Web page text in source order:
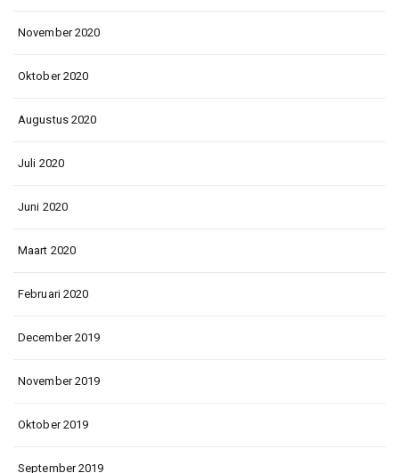
November 2020
Oktober 2020
Augustus 2020
Juli 2020
Juni 2020
Maart 2020
Februari 2020
December 2019
November 2019
Oktober 2019
September 2019